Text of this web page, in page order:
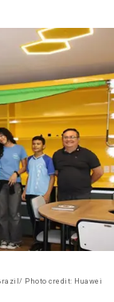
Photo credit: Huawei